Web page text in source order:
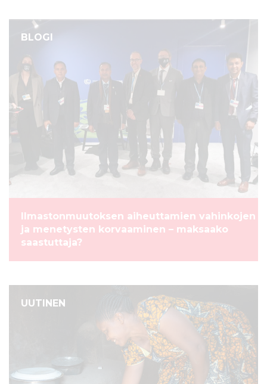
BLOGI
Ilmastonmuutoksen aiheuttamien vahinkojen
ja menetysten korvaaminen – maksaako
saastuttaja?
UUTINEN